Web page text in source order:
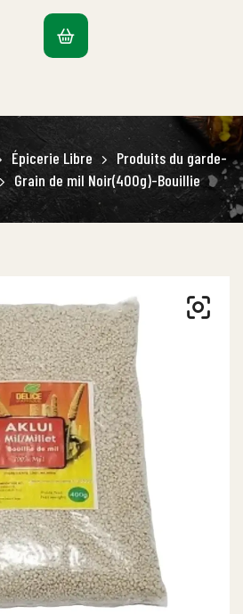
Épicerie Libre
Produits du garde-
Grain de mil Noir(400g)-Bouillie